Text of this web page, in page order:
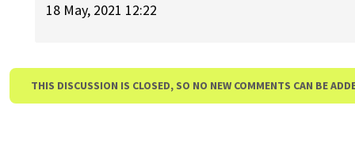
18 May, 2021 12:22
THIS DISCUSSION IS CLOSED, SO NO NEW COMMENTS CAN BE